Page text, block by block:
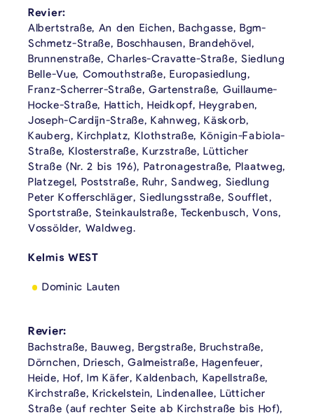
Revier:
Albertstraße, An den Eichen, Bachgasse, Bgm-
Schmetz-Straße, Boschhausen, Brandehövel,
Brunnenstraße, Charles-Cravatte-Straße, Siedlung
Belle-Vue, Comouthstraße, Europasiedlung,
Franz-Scherrer-Straße, Gartenstraße, Guillaume-
Hocke-Straße, Hattich, Heidkopf, Heygraben,
Joseph-Cardijn-Straße, Kahnweg, Käskorb,
Kauberg, Kirchplatz, Klothstraße, Königin-Fabiola-
Straße, Klosterstraße, Kurzstraße, Lütticher
Straße (Nr. 2 bis 196), Patronagestraße, Plaatweg,
Platzegel, Poststraße, Ruhr, Sandweg, Siedlung
Peter Kofferschläger, Siedlungsstraße, Soufflet,
Sportstraße, Steinkaulstraße, Teckenbusch, Vons,
Vossölder, Waldweg.
Kelmis WEST
Dominic Lauten
Revier:
Bachstraße, Bauweg, Bergstraße, Bruchstraße,
Dörnchen, Driesch, Galmeistraße, Hagenfeuer,
Heide, Hof, Im Käfer, Kaldenbach, Kapellstraße,
Kirchstraße, Krickelstein, Lindenallee, Lütticher
Straße (auf rechter Seite ab Kirchstraße bis Hof),